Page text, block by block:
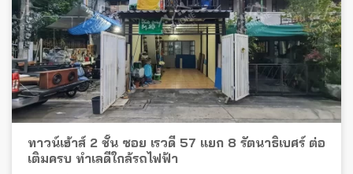
ทาวน์เฮ้าส์ 2 ชั้น ซอย เรวดี 57 แยก 8 รัตนาธิเบศร์ ต่อ
เติมครบ ทำเลดีใกล้รถไฟฟ้า